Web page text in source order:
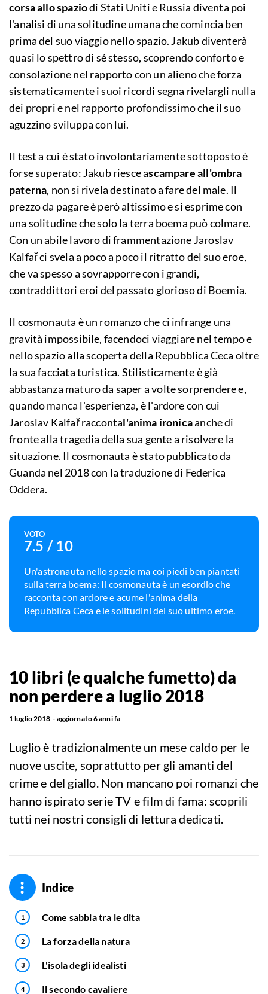
corsa allo spaziodi Stati Uniti e Russia diventa poi
l'analisi di una solitudine umana che comincia ben
prima del suo viaggio nello spazio. Jakub diventerà
quasi lo spettro di sé stesso, scoprendo conforto e
consolazione nel rapporto con un alieno che forza
sistematicamente i suoi ricordi segna rivelargli nulla
dei propri e nel rapporto profondissimo che il suo
aguzzino sviluppa con lui.
Il test a cui è stato involontariamente sottoposto è
forse superato: Jakub riesce ascampare all'ombra
paterna, non si rivela destinato a fare del male. Il
prezzo da pagare è però altissimo e si esprime con
una solitudine che solo la terra boema può colmare.
Con un abile lavoro di frammentazione Jaroslav
Kalfař ci svela a poco a poco il ritratto del suo eroe,
che va spesso a sovrapporre con i grandi,
contraddittori eroi del passato glorioso di Boemia.
Il cosmonauta è un romanzo che ci infrange una
gravità impossibile, facendoci viaggiare nel tempo e
nello spazio alla scoperta della Repubblica Ceca oltre
la sua facciata turistica. Stilisticamente è già
abbastanza maturo da saper a volte sorprendere e,
quando manca l'esperienza, è l'ardore con cui
Jaroslav Kalfař raccontal'anima ironicaanche di
fronte alla tragedia della sua gente a risolvere la
situazione. Il cosmonauta è stato pubblicato da
Guanda nel 2018 con la traduzione di Federica
Oddera.
VOTO
7.5 / 10
Un'astronauta nello spazio ma coi piedi ben piantati
sulla terra boema: Il cosmonauta è un esordio che
racconta con ardore e acume l'anima della
Repubblica Ceca e le solitudini del suo ultimo eroe.
10 libri (e qualche fumetto) da
non perdere a luglio 2018
1 luglio 2018 aggiornato6 anni fa
Luglio è tradizionalmente un mese caldo per le
nuove uscite, soprattutto per gli amanti del
crime e del giallo. Non mancano poi romanzi che
hanno ispirato serie TV e film di fama: scoprili
tutti nei nostri consigli di lettura dedicati.
Indice
Come sabbia tra le dita
La forza della natura
L'isola degli idealisti
Il secondo cavaliere